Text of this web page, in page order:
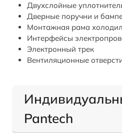
Двухслойные
Дверные поручни и
Монтажная рама
Интерфейсы
Электронный трек
Вентиляционные
Pantech